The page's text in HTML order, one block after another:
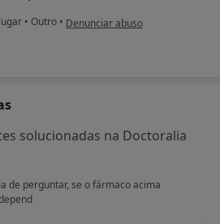
• Outro • na opinião do utilizador Joana
Denunciar abuso
solucionadas na Doctoralia
de perguntar, se o fármaco acima